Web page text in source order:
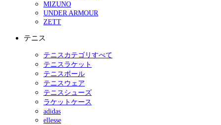
MIZUNO
UNDER ARMOUR
ZETT
テニス
テニスカテゴリすべて
テニスラケット
テニスボール
テニスウェア
テニスシューズ
ラケットケース
adidas
ellesse